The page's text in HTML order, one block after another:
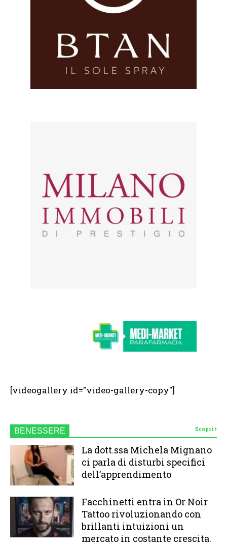
[videogallery id="video-gallery-copy"]
BENESSERE Scopri
La dott.ssa Michela Mignano
ci parla di disturbi specifici
dell’apprendimento
Facchinetti entra in Or Noir
Tattoo rivoluzionando con
brillanti intuizioni un
mercato in costante crescita.